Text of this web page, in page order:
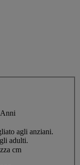
Anni
agli anziani.
adulti.
cm